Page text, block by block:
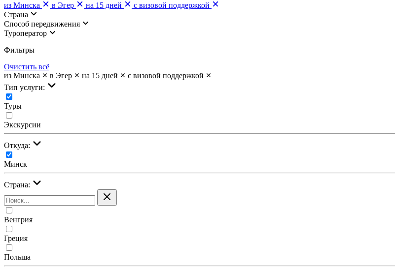
из Минска
в Эгер на 15 дней
с визовой поддержкой
Страна
Cпособ передвижения
Туроператор
Фильтры
Очистить всё
из Минска
в Эгер на 15 дней
с визовой поддержкой
Тип услуги:
Туры
Экскурсии
Откуда:
Минск
Страна:
Венгрия
Греция
Польша